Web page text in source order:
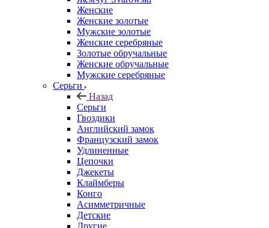
Женские
Женские золотые
Мужские золотые
Женские серебряные
Золотые обручальные
Женские обручальные
Мужские серебряные
Серьги
Назад
Серьги
Гвоздики
Английский замок
Французский замок
Удлиненные
Цепочки
Джекеты
Клаймберы
Конго
Асимметричные
Детские
Другие